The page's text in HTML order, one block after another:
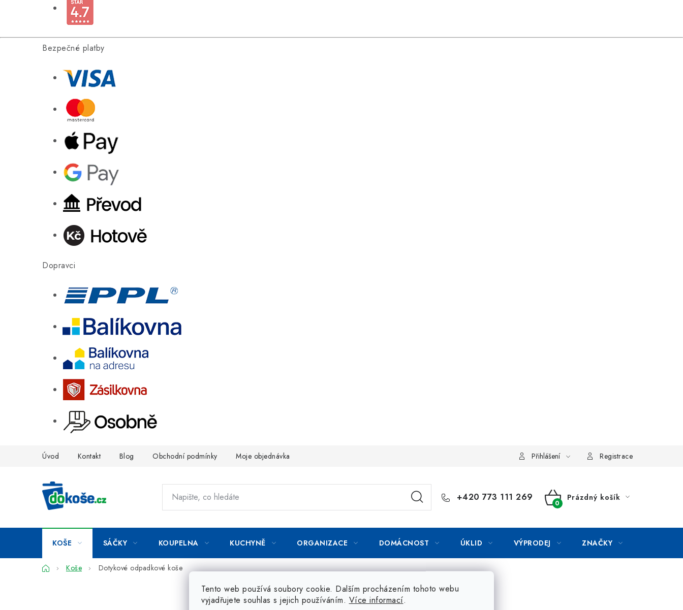
Bezpečné platby
Dopravci
Tento web používá soubory cookie. Dalším procházením tohoto webu
vyjadřujete souhlas s jejich používáním. Více informací.
Úvod Kontakt Blog Obchodní podmínky Moje objednávka Přihlášení Registrace
+420 773 111 269
NÁKUPNÍ
Prázdný košík
KOŠE SÁČKY KOUPELNA KUCHYNĚ ORGANIZACE DOMÁCNOST ÚKLID VÝPRODEJ ZNAČKY
DomůKoše Dotykové odpadkové koše